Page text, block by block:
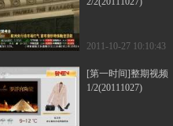
2011-10-27 10:10:43
[第一时间]整期视频
1/2(20111027)